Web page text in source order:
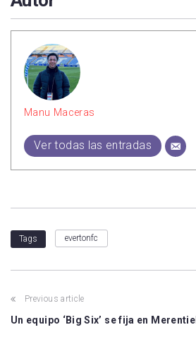
Manu Maceras
Ver todas las entradas
Tags evertonfc
Previous article
Un equipo ‘Big Six’ se fija en Merentiel